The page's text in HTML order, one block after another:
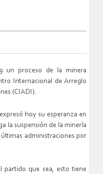
un proceso de la minera
Internacional de Arreglo
(CIADI).
hoy su esperanza en
la suspensión de la minería
administraciones por
partido que sea, esto tiene